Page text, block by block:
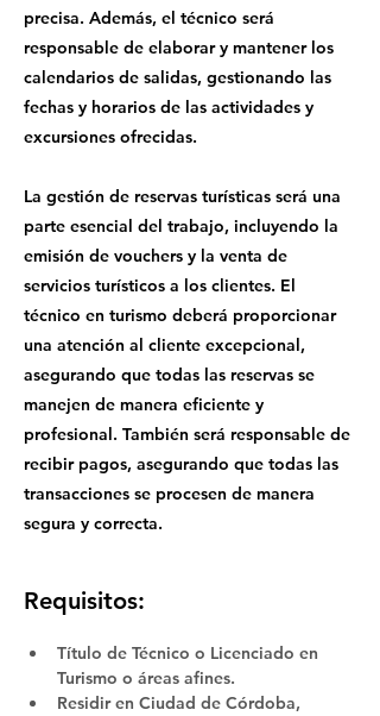
precisa. Además, el técnico será
responsable de elaborar y mantener los
calendarios de salidas, gestionando las
fechas y horarios de las actividades y
excursiones ofrecidas.
La gestión de reservas turísticas será una
parte esencial del trabajo, incluyendo la
emisión de vouchers y la venta de
servicios turísticos a los clientes. El
técnico en turismo deberá proporcionar
una atención al cliente excepcional,
asegurando que todas las reservas se
manejen de manera eficiente y
profesional. También será responsable de
recibir pagos, asegurando que todas las
transacciones se procesen de manera
segura y correcta.
Requisitos:
Título de Técnico o Licenciado en
Turismo o áreas afines.
Residir en Ciudad de Córdoba,